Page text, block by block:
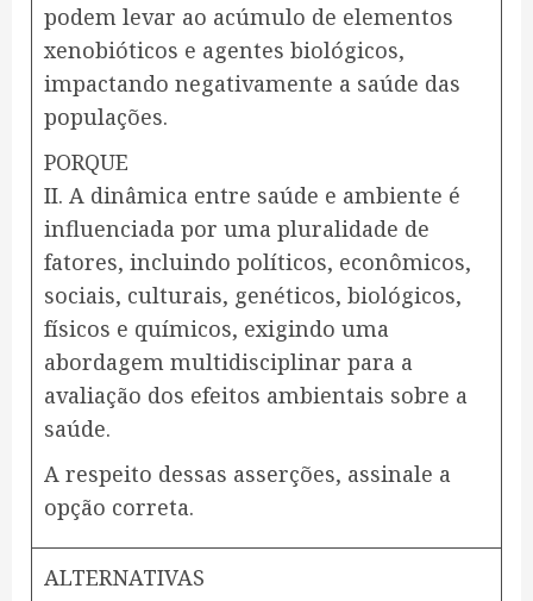
podem levar ao acúmulo de elementos
xenobióticos e agentes biológicos,
impactando negativamente a saúde das
populações.
PORQUE
II. A dinâmica entre saúde e ambiente é
influenciada por uma pluralidade de
fatores, incluindo políticos, econômicos,
sociais, culturais, genéticos, biológicos,
físicos e químicos, exigindo uma
abordagem multidisciplinar para a
avaliação dos efeitos ambientais sobre a
saúde.
A respeito dessas asserções, assinale a
opção correta.
ALTERNATIVAS